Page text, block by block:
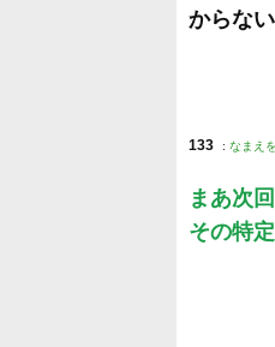
からない
133 : なまえ
まあ次
その特